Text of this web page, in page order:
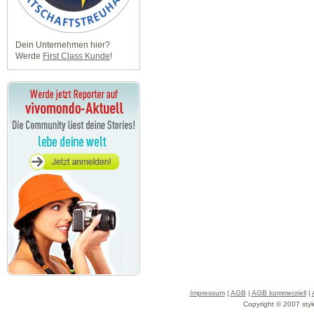
Dein Unternehmen hier?
Werde First Class Kunde!
Impressum| AGB | AGB kommerziell|
Copyright © 2007